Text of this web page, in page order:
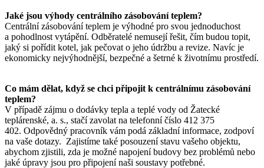
Jaké jsou výhody centrálního zásobování teplem?
Centrální zásobování teplem je výhodné pro svou jednoduchost
a pohodlnost vytápění. Odběratelé nemusejí řešit, čím budou topit,
jaký si pořídit kotel, jak pečovat o jeho údržbu a revize. Navíc je
ekonomicky nejvýhodnější, bezpečné a šetrné k životnímu prostředí.
Co mám dělat, když se chci připojit k centrálnímu zásobování
teplem?
V případě zájmu o dodávky tepla a teplé vody od Žatecké
teplárenské, a. s., stačí zavolat na telefonní číslo 412 375
402. Odpovědný pracovník vám podá základní informace, zodpoví
na vaše dotazy. Zajistíme také posouzení stavu vašeho objektu,
abychom zjistili, zda je možné napojení budovy bez problémů nebo
jaké úpravy jsou pro připojení naši soustavy potřebné.